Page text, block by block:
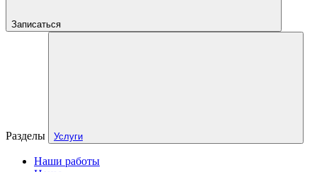
Записаться
Разделы Услуги
Наши работы